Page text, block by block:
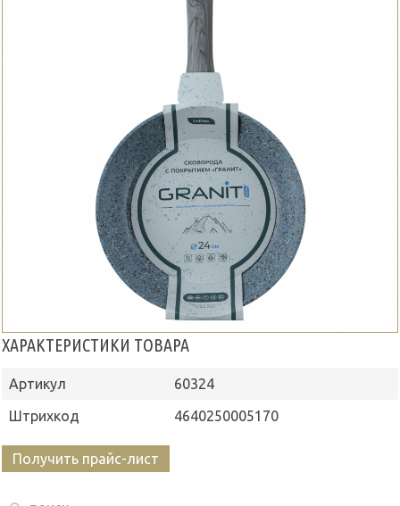
ХАРАКТЕРИСТИКИ ТОВАРА
Артикул
60324
Штрихкод
4640250005170
Получить прайс-лист